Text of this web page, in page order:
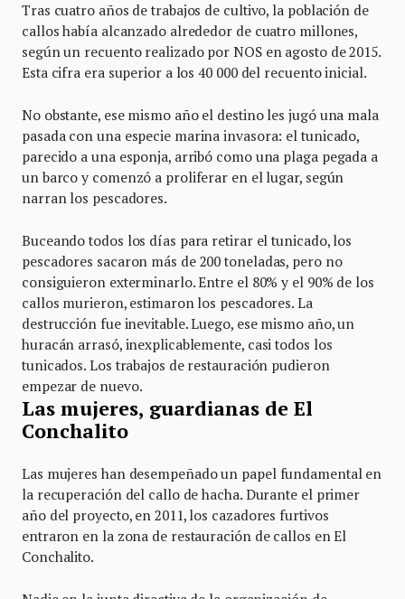
Tras cuatro años de trabajos de cultivo, la población de
callos había alcanzado alrededor de cuatro millones,
según un recuento realizado por NOS en agosto de 2015.
Esta cifra era superior a los 40 000 del recuento inicial.
No obstante, ese mismo año el destino les jugó una mala
pasada con una especie marina invasora: el tunicado,
parecido a una esponja, arribó como una plaga pegada a
un barco y comenzó a proliferar en el lugar, según
narran los pescadores.
Buceando todos los días para retirar el tunicado, los
pescadores sacaron más de 200 toneladas, pero no
consiguieron exterminarlo. Entre el 80% y el 90% de los
callos murieron, estimaron los pescadores. La
destrucción fue inevitable. Luego, ese mismo año, un
huracán arrasó, inexplicablemente, casi todos los
tunicados. Los trabajos de restauración pudieron
empezar de nuevo.
Las mujeres, guardianas de El
Conchalito
Las mujeres han desempeñado un papel fundamental en
la recuperación del callo de hacha. Durante el primer
año del proyecto, en 2011, los cazadores furtivos
entraron en la zona de restauración de callos en El
Conchalito.